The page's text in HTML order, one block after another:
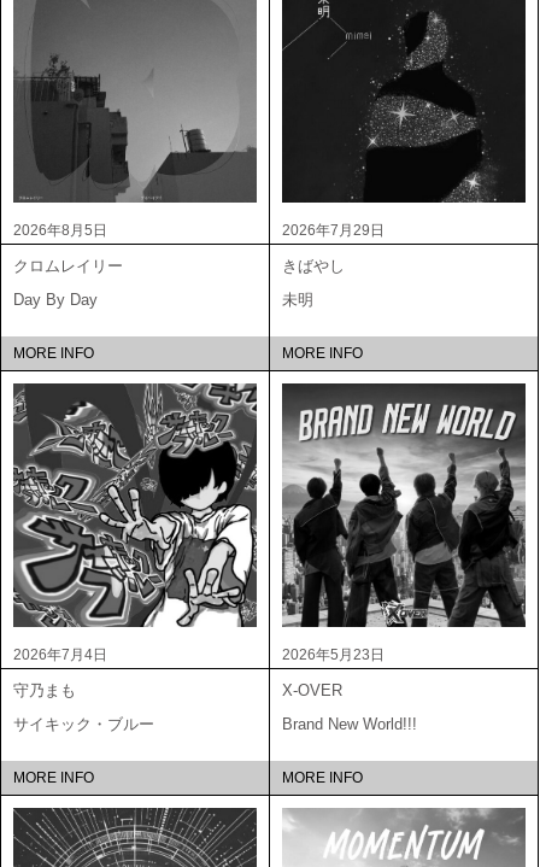
2026年8月5日
クロムレイリー
Day By Day
MORE INFO
2026年7月29日
きばやし
未明
MORE INFO
2026年7月4日
守乃まも
サイキック・ブルー
MORE INFO
2026年5月23日
X-OVER
Brand New World!!!
MORE INFO